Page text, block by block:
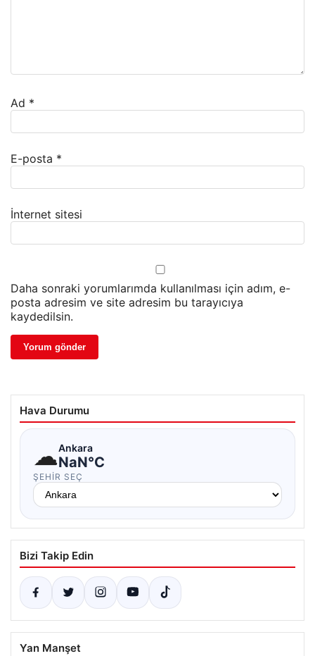
Ad *
E-posta *
İnternet sitesi
Daha sonraki yorumlarımda kullanılması için adım, e-
posta adresim ve site adresim bu tarayıcıya
kaydedilsin.
Hava Durumu
☁Ankara
NaN°C
ŞEHIR SEÇ
Bizi Takip Edin
Yan Manşet